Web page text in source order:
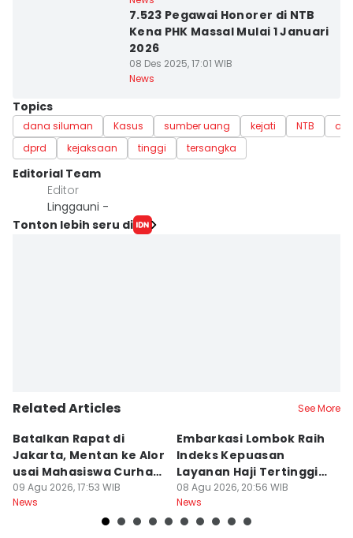
7.523 Pegawai Honorer di NTB
Kena PHK Massal Mulai 1 Januari
2026
08 Des 2025, 17:01 WIB
News
Topics
dana siluman Kasus sumber uang kejati NTB
dprd
kejaksaan tinggi tersangka
Editorial Team
Editor
Linggauni -
Tonton lebih seru di
Related Articles See More
Batalkan Rapat di
Jakarta, Mentan ke Alor
usai Mahasiswa Curhat
Beras Mahal
09 Agu 2026, 17:53 WIB
News
Embarkasi Lombok Raih
Indeks Kepuasan
Layanan Haji Tertinggi
Nasional
08 Agu 2026, 20:56 WIB
News